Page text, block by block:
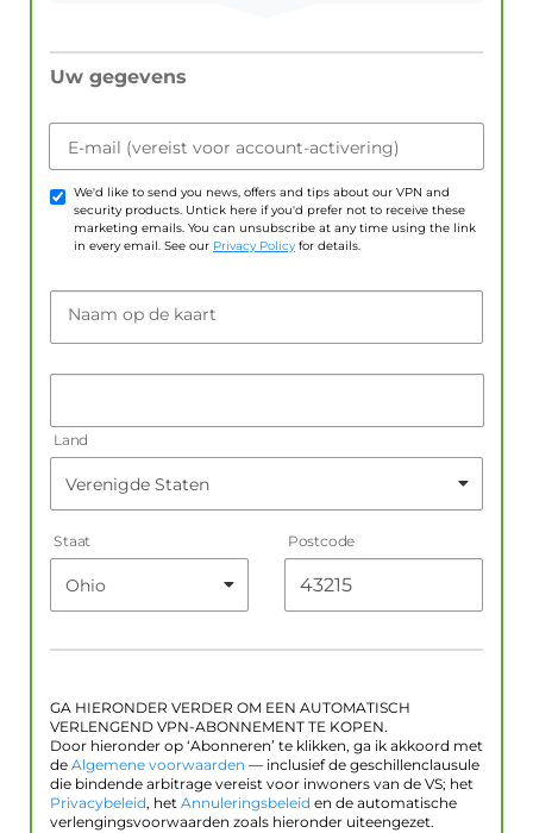
Uw gegevens
E-mail (vereist voor account-activering)
We'd like to send you news, offers and tips about our VPN and
security products. Untick here if you'd prefer not to receive these
marketing emails. You can unsubscribe at any time using the link
in every email. See our Privacy Policy for details.
Naam op de kaart
Land
Staat Postcode
GA HIERONDER VERDER OM EEN AUTOMATISCH
VERLENGEND VPN-ABONNEMENT TE KOPEN.
Door hieronder op ‘Abonneren’ te klikken, ga ik akkoord met
de Algemene voorwaarden — inclusief de geschillenclausule
die bindende arbitrage vereist voor inwoners van de VS; het
Privacybeleid, het Annuleringsbeleid en de automatische
verlengingsvoorwaarden zoals hieronder uiteengezet.